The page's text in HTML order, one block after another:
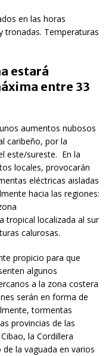
en las horas
tronadas. Temperaturas
estará
entre 33
aumentos nubosos
caribeño, por la
este/sureste. En la
locales, provocarán
eléctricas aisladas
hacia las regiones:
tropical localizada al sur
calurosas.
propicio para que
algunos
a la zona costera
serán en forma de
tormentas
provincias de las
la Cordillera
la vaguada en varios